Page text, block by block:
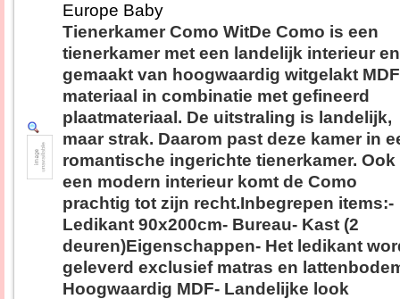
Europe Baby
Tienerkamer Como WitDe Como is een
tienerkamer met een landelijk interieur en
gemaakt van hoogwaardig witgelakt
materiaal in combinatie met gefineerd
plaatmateriaal. De uitstraling is landelijk,
maar strak. Daarom past deze kamer in
romantische ingerichte tienerkamer. Ook
een modern interieur komt de Como
prachtig tot zijn recht.Inbegrepen items:-
Ledikant 90x200cm- Bureau- Kast (2
deuren)Eigenschappen- Het ledikant
geleverd exclusief matras en
Hoogwaardig MDF- Landelijke look